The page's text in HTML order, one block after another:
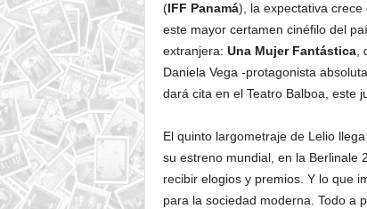
(IFF Panamá), la expectativa
este mayor certamen cinéfilo del
extranjera: Una Mujer Fantástica,
Daniela Vega -protagonista
dará cita en el Teatro Balboa, este
El quinto largometraje de Lelio
su estreno mundial, en la Berlinale
recibir elogios y premios. Y lo que
para la sociedad moderna. Todo a